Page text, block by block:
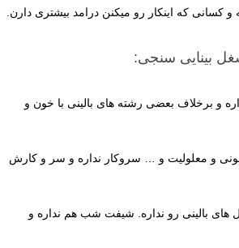
کسانی که اینکار رو میکنن درامد بیشتری دارن.
بینایی سنجی:
و برخلاف بعضی رشته های بالینی با خون و
و معلولیت و … سروکار نداره و سر و کارش
بالینی رو نداره. شیفت شب هم نداره و